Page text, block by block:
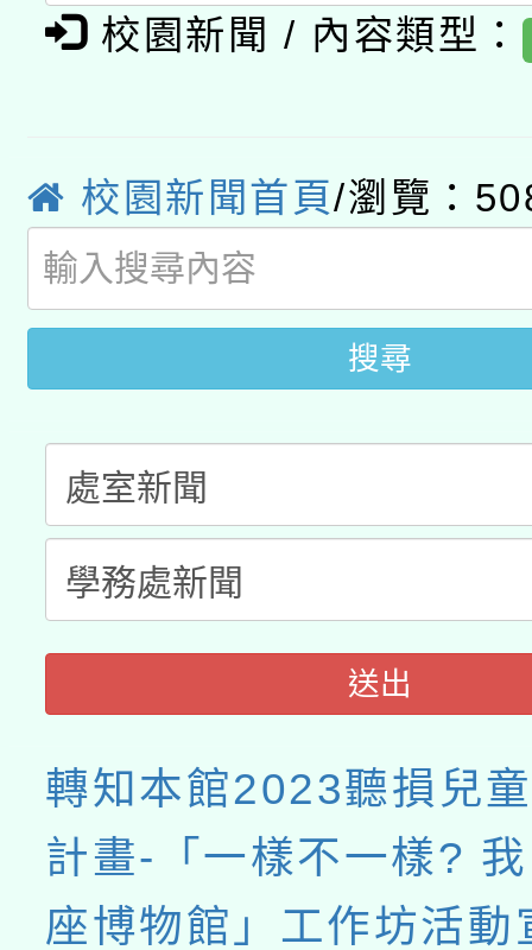
「數位內容與教學軟
薪期間赴陸應申請許可
業技術研究院辦理「
用水績優單位及節水達
115年8月22日(星期六
桃園市孔廟祈福系列
開 智慧啟航」
2026年桃園地景藝術
校園新聞 / 內容類型：
校園新聞首頁/瀏覽：
搜尋
送出
轉知本館2023聽損兒
計畫-「一樣不一樣?
座博物館」工作坊活動